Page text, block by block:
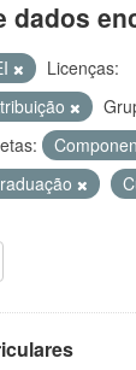
dados
Licenças: